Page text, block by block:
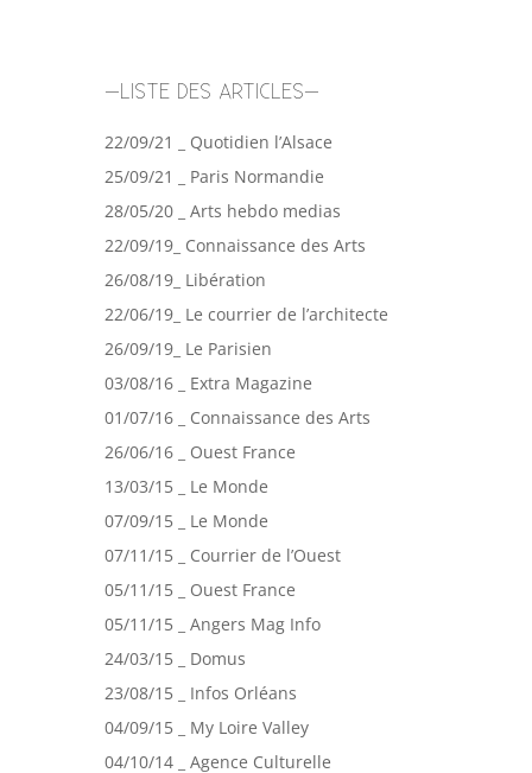
–LISTE DES ARTICLES–
22/09/21 _ Quotidien l’Alsace
25/09/21 _ Paris Normandie
28/05/20 _ Arts hebdo medias
22/09/19_ Connaissance des Arts
26/08/19_ Libération
22/06/19_ Le courrier de l’architecte
26/09/19_ Le Parisien
03/08/16 _ Extra Magazine
01/07/16 _ Connaissance des Arts
26/06/16 _ Ouest France
13/03/15 _ Le Monde
07/09/15 _ Le Monde
07/11/15 _ Courrier de l’Ouest
05/11/15 _ Ouest France
05/11/15 _ Angers Mag Info
24/03/15 _ Domus
23/08/15 _ Infos Orléans
04/09/15 _ My Loire Valley
04/10/14 _ Agence Culturelle